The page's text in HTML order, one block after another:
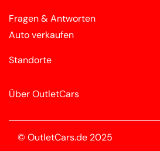
Fragen & Antworten
Auto verkaufen
Standorte
Über OutletCars
© OutletCars.de 2025